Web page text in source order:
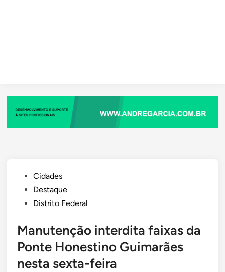
PostedCidades
Destaque
Distrito Federal
Manutenção interdita faixas da
Ponte Honestino Guimarães
nesta sexta-feira